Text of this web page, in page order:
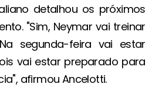
detalhou os próximos
"Sim, Neymar vai treinar
segunda-feira vai estar
vai estar preparado para
afirmou Ancelotti.